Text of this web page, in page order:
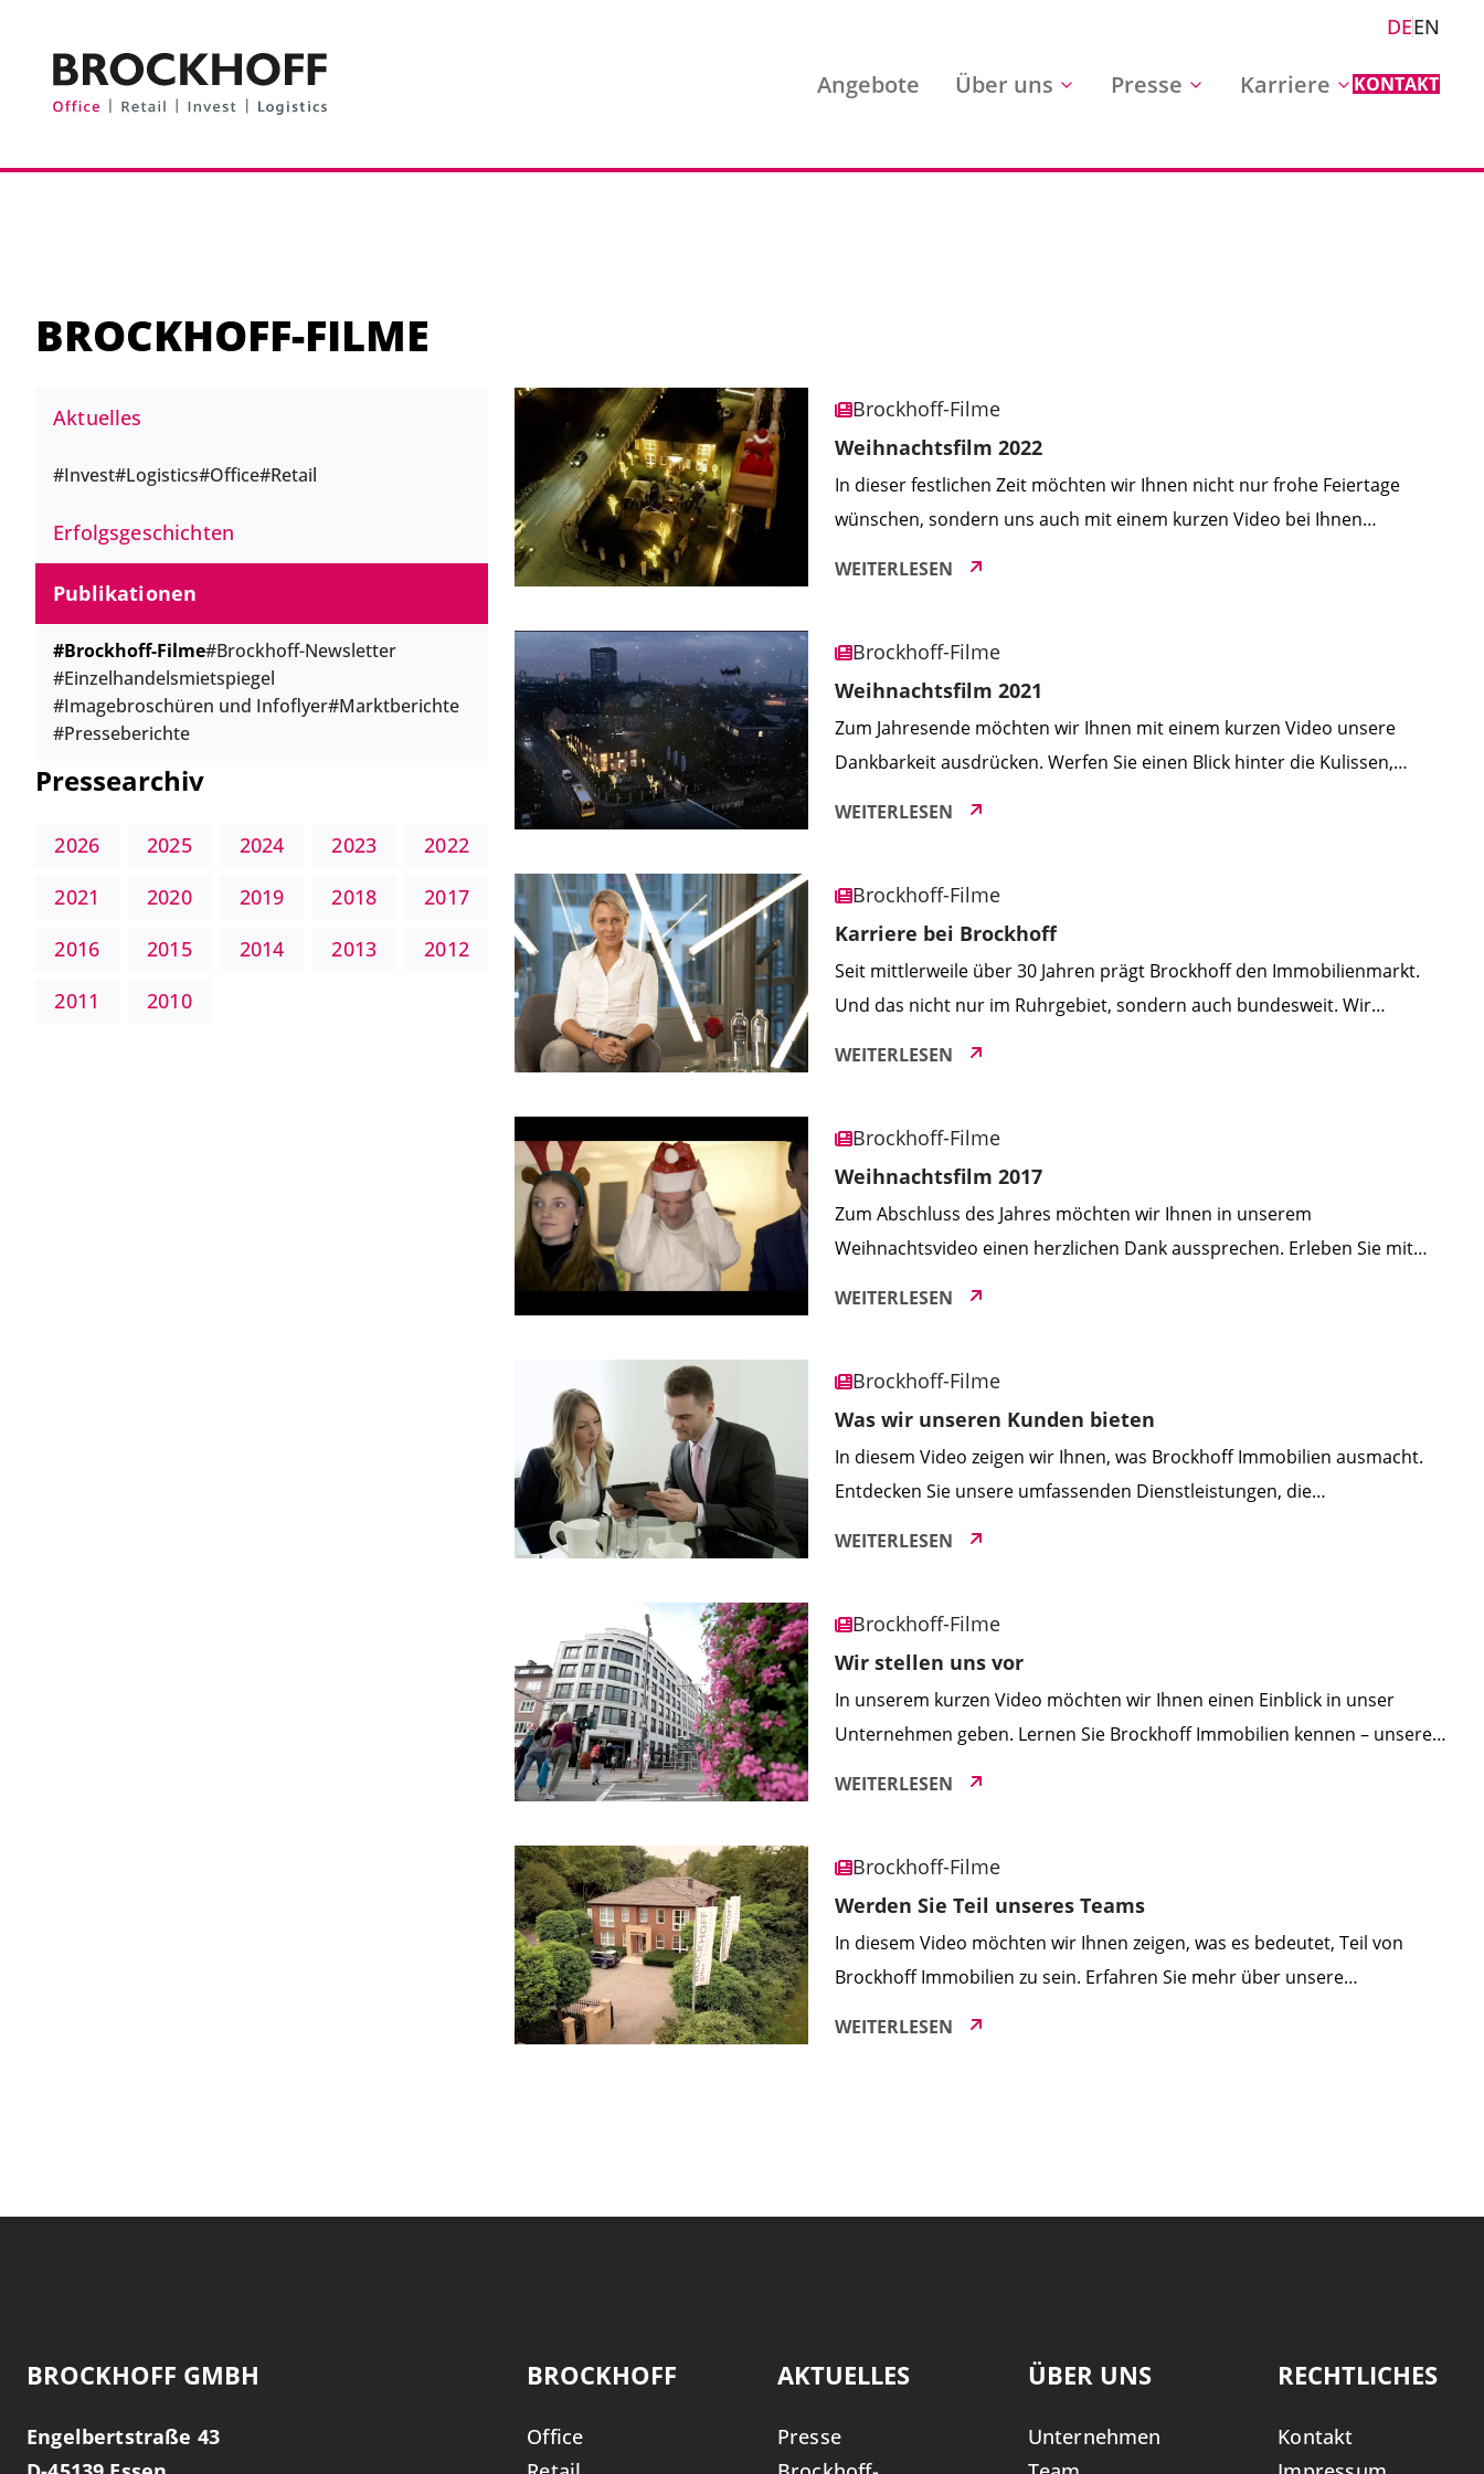
Zum Fuß springen
Angebote Über uns Presse Karriere KONTAKT
DEEN
BROCKHOFF-FILME
Aktuelles
Invest Logistics Office Retail
Erfolgsgeschichten
Publikationen
Brockhoff-Filme Brockhoff-Newsletter
Einzelhandelsmietspiegel
Imagebroschüren und Infoflyer Marktberichte
Presseberichte
Pressearchiv
2026 2025 2024 2023
2022
2021
2020 2019 2018
2017
2016
2015 2014 2013
2012
2011
2010
Brockhoff-Filme
Weihnachtsfilm 2022
In dieser festlichen Zeit möchten wir Ihnen nicht nur frohe Feiertage
wünschen, sondern uns auch mit einem kurzen Video bei Ihnen
Jahr […]
WEITERLESEN
Brockhoff-Filme
Weihnachtsfilm 2021
Zum Jahresende möchten wir Ihnen mit einem kurzen Video unsere
Dankbarkeit ausdrücken. Werfen Sie einen Blick hinter die Kulissen,
WEITERLESEN
Brockhoff-Filme
Karriere bei Brockhoff
Seit mittlerweile über 30 Jahren prägt Brockhoff den Immobilienmarkt.
Und das nicht nur im Ruhrgebiet, sondern auch bundesweit. Wir
internationale Kunden.
WEITERLESEN
Brockhoff-Filme
Weihnachtsfilm 2017
Zum Abschluss des Jahres möchten wir Ihnen in unserem
Weihnachtsvideo einen herzlichen Dank aussprechen. Erleben Sie mit
erfolgreichen Start ins neue Jahr.
WEITERLESEN
Brockhoff-Filme
Was wir unseren Kunden bieten
In diesem Video zeigen wir Ihnen, was Brockhoff Immobilien ausmacht.
Entdecken Sie unsere umfassenden Dienstleistungen, die
Ihnen bieten, und wie wir Sie auf dem Weg […]
WEITERLESEN
Brockhoff-Filme
Wir stellen uns vor
In unserem kurzen Video möchten wir Ihnen einen Einblick in unser
Unternehmen geben. Lernen Sie Brockhoff Immobilien kennen – unsere
WEITERLESEN
Brockhoff-Filme
Werden Sie Teil unseres Teams
In diesem Video möchten wir Ihnen zeigen, was es bedeutet, Teil von
Brockhoff Immobilien zu sein. Erfahren Sie mehr über unsere
WEITERLESEN
BROCKHOFF GMBH
Engelbertstraße 43
BROCKHOFF
Office
AKTUELLES
Presse
ÜBER UNS
Unternehmen
RECHTLICHES
Kontakt